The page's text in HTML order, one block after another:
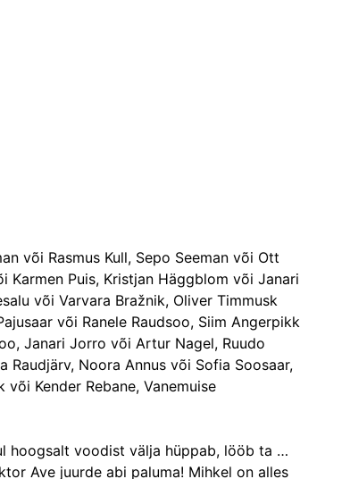
või Rasmus Kull, Sepo Seeman või Ott
Karmen Puis, Kristjan Häggblom või Janari
või Varvara Bražnik, Oliver Timmusk
või Ranele Raudsoo, Siim Angerpikk
Janari Jorro või Artur Nagel, Ruudo
Raudjärv, Noora Annus või Sofia Soosaar,
Kender Rebane, Vanemuise
hoogsalt voodist välja hüppab, lööb ta
Ave juurde abi paluma! Mihkel on alles